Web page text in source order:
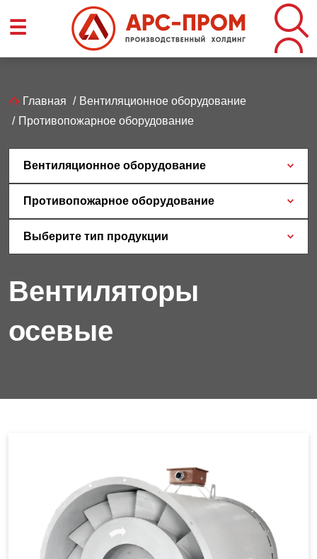
☰
Строка
навигации
Главная
Вентиляционное оборудование
Противопожарное оборудование
Вентиляционное оборудование
Противопожарное оборудование
Выберите тип продукции
Вентиляторы
осевые